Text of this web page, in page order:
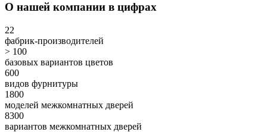
О нашей компании в цифрах
22
фабрик-производителей
> 100
базовых вариантов цветов
600
видов фурнитуры
1800
моделей межкомнатных дверей
8300
вариантов межкомнатных дверей